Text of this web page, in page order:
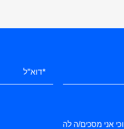
וכי אני מסכים/ה לה